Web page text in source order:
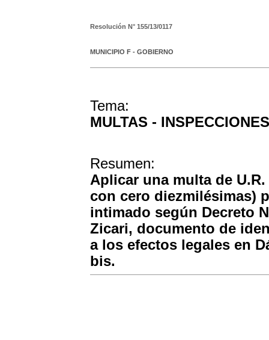
Resolución N° 155/13/0117
MUNICIPIO F - GOBIERNO
Tema:
MULTAS -
Resumen:
Aplicar una multa de
con cero diezmilésimas)
intimado según Decreto
Zicari, documento de
a los efectos legales en
bis.